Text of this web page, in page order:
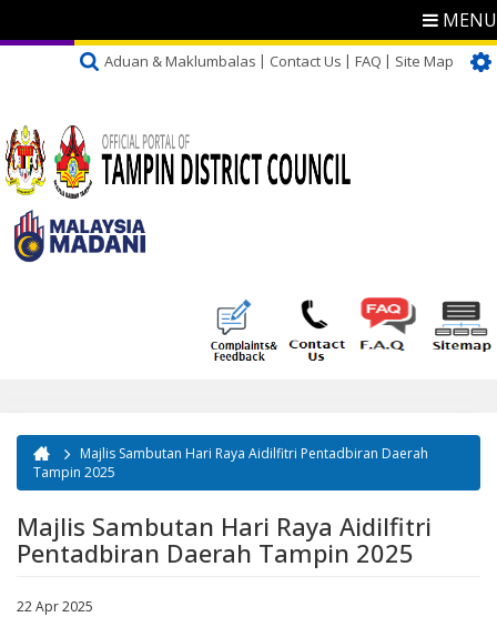
MENU
Aduan & Maklumbalas Contact Us FAQ Site Map
You are here
Majlis Sambutan Hari Raya Aidilfitri Pentadbiran Daerah
Tampin 2025
Majlis Sambutan Hari Raya Aidilfitri
Pentadbiran Daerah Tampin 2025
22 Apr 2025